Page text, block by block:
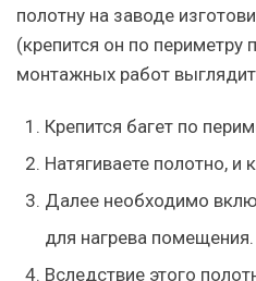
полотну на заводе
(крепится он по
монтажных работ
Крепится багет по
Натягиваете полотно, и
Далее необходимо
для нагрева помещения.
Вследствие этого